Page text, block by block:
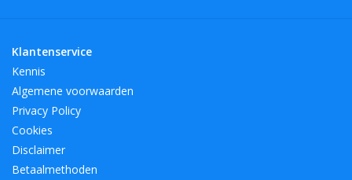
Klantenservice
Kennis
Algemene voorwaarden
Privacy Policy
Cookies
Disclaimer
Betaalmethoden